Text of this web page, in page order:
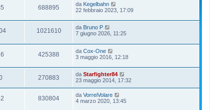
688895 da Kegelbahn
22 febbraio 2023, 17:09
1021610 da Bruno P
7 giugno 2026, 11:25
425388 da Cox-One
3 maggio 2016, 12:18
270883 da Starfighter84
23 maggio 2014, 17:32
830804 da VorreiVolare
4 marzo 2020, 13:45